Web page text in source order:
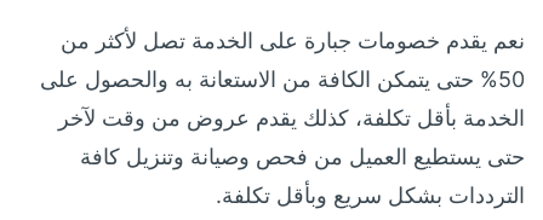
نعم يقدم خصومات جبارة على الخدمة تصل لأكثر من
50% حتى يتمكن الكافة من الاستعانة به والحصول على
الخدمة بأقل تكلفة، كذلك يقدم عروض من وقت لآخر
حتى يستطيع العميل من فحص وصيانة وتنزيل كافة
الترددات بشكل سريع وبأقل تكلفة.